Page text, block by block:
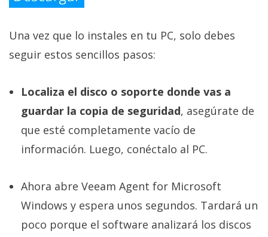
Una vez que lo instales en tu PC, solo debes
seguir estos sencillos pasos:
Localiza el disco o soporte donde vas a
guardar la copia de seguridad, asegúrate de
que esté completamente vacío de
información. Luego, conéctalo al PC.
Ahora abre Veeam Agent for Microsoft
Windows y espera unos segundos. Tardará un
poco porque el software analizará los discos